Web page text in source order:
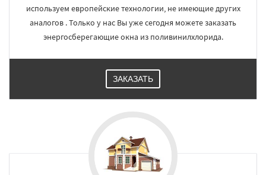
используем европейские технологии, не имеющие других
аналогов . Только у нас Вы уже сегодня можете заказать
энергосберегающие окна из поливинилхлорида.
ЗАКАЗАТЬ